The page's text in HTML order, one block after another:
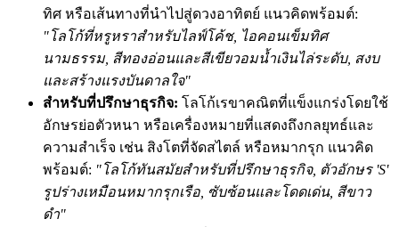
ทิศ หรือเส้นทางที่นำไปสู่ดวงอาทิตย์ แนวคิดพร้อมต์:
"โลโก้ที่หรูหราสำหรับไลฟ์โค้ช, ไอคอนเข็มทิศ
นามธรรม, สีทองอ่อนและสีเขียวอมน้ำเงินไล่ระดับ, สงบ
และสร้างแรงบันดาลใจ"
สำหรับที่ปรึกษาธุรกิจ: โลโก้เรขาคณิตที่แข็งแกร่งโดยใช้
อักษรย่อตัวหนา หรือเครื่องหมายที่แสดงถึงกลยุทธ์และ
ความสำเร็จ เช่น สิงโตที่จัดสไตล์ หรือหมากรุก แนวคิด
พร้อมต์: "โลโก้ทันสมัยสำหรับที่ปรึกษาธุรกิจ, ตัวอักษร 'S'
รูปร่างเหมือนหมากรุกเรือ, ซับซ้อนและโดดเด่น, สีขาว
ดำ"